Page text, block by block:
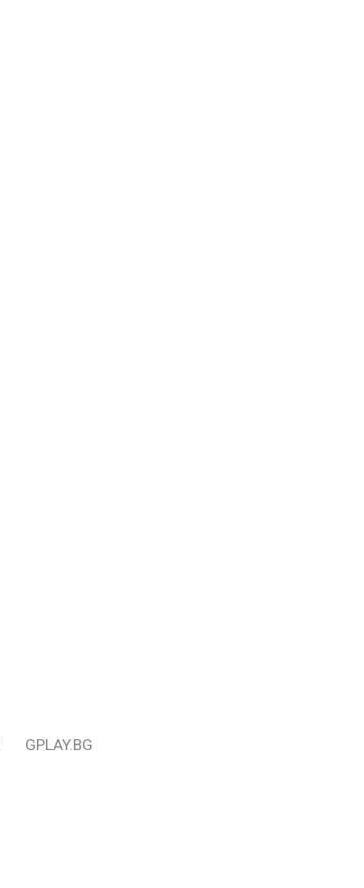
GPLAY.BG